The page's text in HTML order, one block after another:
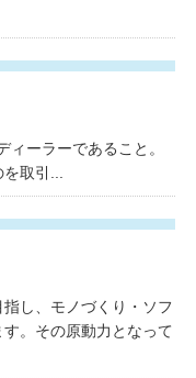
ィーラーであること。
取引...
し、モノづくり・ソフ
。その原動力となって